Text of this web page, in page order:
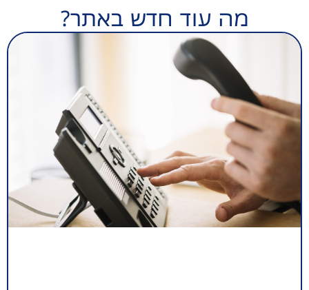
מה עוד חדש באתר?